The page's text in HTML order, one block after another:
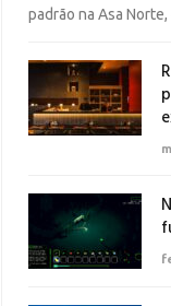
padrão na Asa